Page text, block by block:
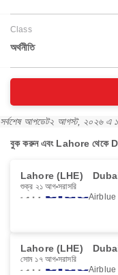
Class
অর্থনীতি
সর্বশেষ আপডেট২ আগস্ট, ২০২৬ এ
বুক করুন এবং Lahore থেকে
Lahore (LHE)
শুক্র ২১ আগ সরাসরি
Airblue
Lahore (LHE)
সোম ১৭ আগ সরাসরি
Airblue